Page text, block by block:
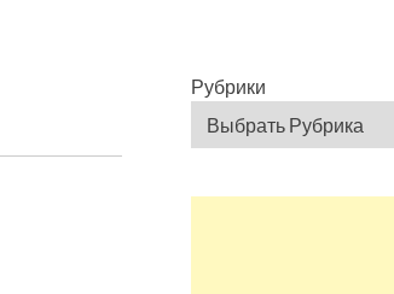
Рубрики